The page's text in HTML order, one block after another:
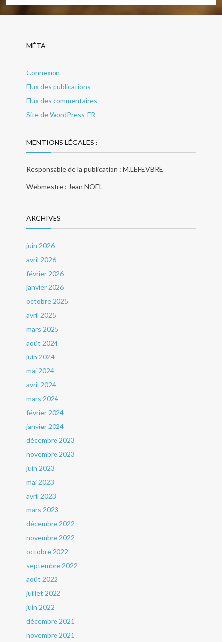
MÉTA
Connexion
Flux des publications
Flux des commentaires
Site de WordPress-FR
MENTIONS LÉGALES :
Responsable de la publication : M.LEFEVBRE
Webmestre : Jean NOEL
ARCHIVES
juin 2026
avril 2026
février 2026
janvier 2026
octobre 2025
avril 2025
mars 2025
août 2024
juin 2024
mai 2024
avril 2024
mars 2024
février 2024
janvier 2024
décembre 2023
novembre 2023
juin 2023
mai 2023
avril 2023
mars 2023
décembre 2022
novembre 2022
octobre 2022
septembre 2022
août 2022
juillet 2022
juin 2022
décembre 2021
novembre 2021